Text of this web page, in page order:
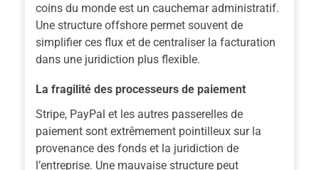
coins du monde est un cauchemar administratif.
Une structure offshore permet souvent de
simplifier ces flux et de centraliser la facturation
dans une juridiction plus flexible.
La fragilité des processeurs de paiement
Stripe, PayPal et les autres passerelles de
paiement sont extrêmement pointilleux sur la
provenance des fonds et la juridiction de
l’entreprise. Une mauvaise structure peut